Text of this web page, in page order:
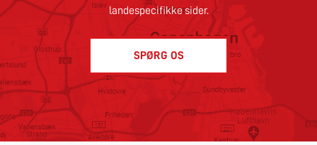
landespecifikke sider.
SPØRG OS